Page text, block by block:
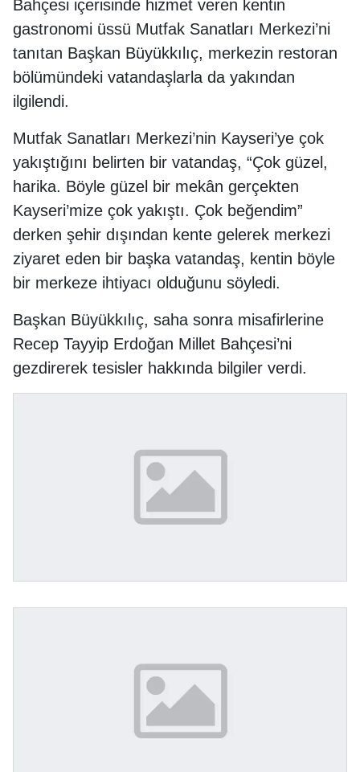
Bahçesi içerisinde hizmet veren kentin
gastronomi üssü Mutfak Sanatları Merkezi’ni
tanıtan Başkan Büyükkılıç, merkezin restoran
bölümündeki vatandaşlarla da yakından
ilgilendi.
Mutfak Sanatları Merkezi’nin Kayseri’ye çok
yakıştığını belirten bir vatandaş, “Çok güzel,
harika. Böyle güzel bir mekân gerçekten
Kayseri’mize çok yakıştı. Çok beğendim”
derken şehir dışından kente gelerek merkezi
ziyaret eden bir başka vatandaş, kentin böyle
bir merkeze ihtiyacı olduğunu söyledi.
Başkan Büyükkılıç, saha sonra misafirlerine
Recep Tayyip Erdoğan Millet Bahçesi’ni
gezdirerek tesisler hakkında bilgiler verdi.